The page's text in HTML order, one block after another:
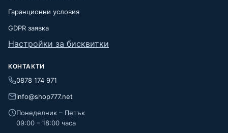
Гаранционни условия
GDPR заявка
Настройки за бисквитки
КОНТАКТИ
0878 174 971
info@shop777.net
Понеделник – Петък
09:00 – 18:00 часа